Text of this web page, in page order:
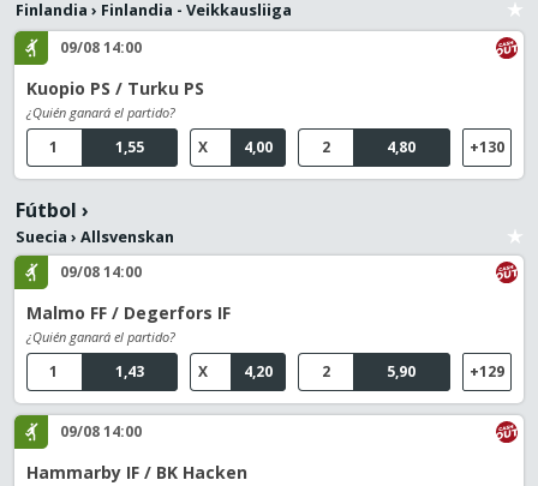
Finlandia › Finlandia - Veikkausliiga
09/08 14:00
Kuopio PS / Turku PS
¿Quién ganará el partido?
1,55
1 4,00
X 4,80
2 +130
Fútbol ›
Suecia › Allsvenskan
09/08 14:00
Malmo FF / Degerfors IF
¿Quién ganará el partido?
1,43
1 4,20
X 5,90
2 +129
09/08 14:00
Hammarby IF / BK Hacken